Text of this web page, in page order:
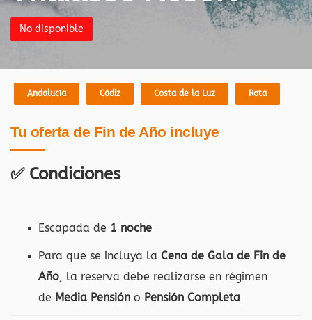
No disponible
Andalucía Cádiz Costa de la Luz Rota
Tu oferta de Fin de Año incluye
✅ Condiciones
Escapada de 1 noche
Para que se incluya la Cena de Gala de Fin de
Año, la reserva debe realizarse en régimen
de Media Pensión o Pensión Completa